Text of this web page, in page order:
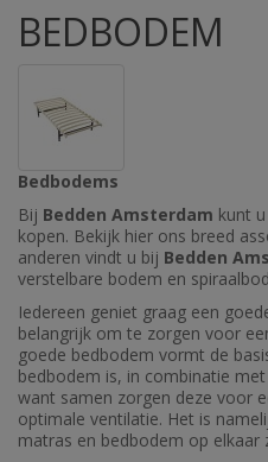
BEDBODEM
Bedbodems
Bij Bedden Amsterdam kunt
kopen. Bekijk hier ons breed
anderen vindt u bij Bedden
verstelbare bodem en
Iedereen geniet graag een
belangrijk om te zorgen voor
goede bedbodem vormt de
bedbodem is, in combinatie
want samen zorgen deze voor
optimale ventilatie. Het is
matras en bedbodem op elkaar